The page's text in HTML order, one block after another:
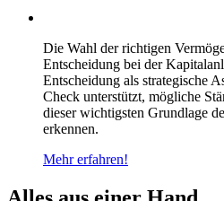
Die Wahl der richtigen
Entscheidung bei der
Entscheidung als strategische
Check unterstützt, mögliche
dieser wichtigsten Grundlage
erkennen.
Mehr erfahren!